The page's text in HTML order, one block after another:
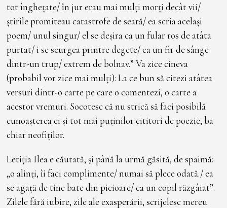
tot înghețate/ în jur erau mai mulți morți decât vii/
știrile promiteau catastrofe de seară/ ea scria același
poem/ unul singur/ el se deșira ca un fular ros de atâta
purtat/ i se scurgea printre degete/ ca un fir de sânge
dintr-un trup/ extrem de bolnav.” Va zice cineva
(probabil vor zice mai mulți): La ce bun să citezi atâtea
versuri dintr-o carte pe care o comentezi, o carte a
acestor vremuri. Socotesc că nu strică să faci posibilă
cunoașterea ei și tot mai puținilor cititori de poezie, ba
chiar neofiților.
Letiția Ilea e căutată, și până la urmă găsită, de spaimă:
„o alinți, îi faci complimente/ numai să plece odată./ ea
se agață de tine bate din picioare/ ca un copil răzgâiat”.
Zilele fără iubire, zile ale exasperării, scrijelesc mereu